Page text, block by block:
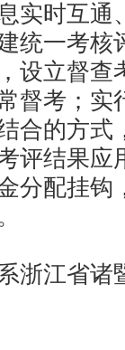
实时互通
一考核
设立督查
督考；实
合的方式
评结果应
分配挂钩
江省诸